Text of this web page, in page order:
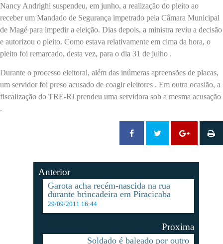
Nancy Andrighi suspendeu, em junho, a realização do pleito ao
receber um Mandado de Segurança impetrado pela Câmara Municipal
de Magé para impedir a eleição. Dias depois, a ministra reviu a decisão
e autorizou o pleito. Como estava relativamente em cima da hora, o
pleito foi remarcado, desta vez, para o dia 31 de julho .
Durante o processo eleitoral, além das inúmeras apreensões de placas,
um servidor foi preso acusado de coagir eleitores . Em outra ocasião, a
fiscalização do TRE-RJ prendeu uma servidora sob a mesma acusação
.
Anterior
Garota acha recém-nascida na rua
durante brincadeira em Piracicaba
29/09/2011 16:44
Proxima
Soldado é baleado por outro